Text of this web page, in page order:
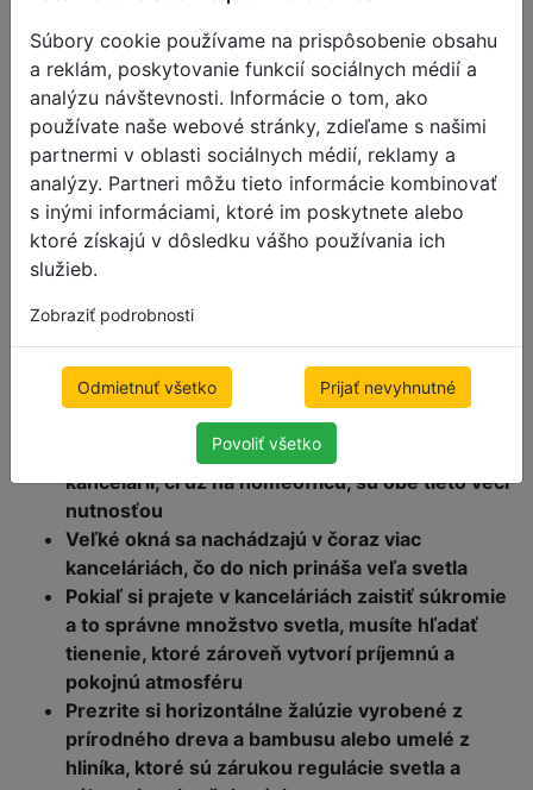
Súbory cookie používame na prispôsobenie obsahu
a reklám, poskytovanie funkcií sociálnych médií a
analýzu návštevnosti. Informácie o tom, ako
používate naše webové stránky, zdieľame s našimi
partnermi v oblasti sociálnych médií, reklamy a
analýzy. Partneri môžu tieto informácie kombinovať
s inými informáciami, ktoré im poskytnete alebo
ktoré získajú v dôsledku vášho používania ich
služieb.
Zobraziť podrobnosti
Odmietnuť všetko Prijať nevyhnutné
Povoliť všetko
office alebo akékoľvek iné pracovisko, zvážte kúpu
horizontálnych žalúzií. Pomôžu s reguláciou
množstva svetla prichádzajúceho do vášho
pracovného priestoru a zaistia súkromie počas
práce.
Horizontálne žalúzie – typy a popis
Žalúzie do kancelárií na mieru
Veľkosti žalúzií
Žalúzie do modernej kancelárie – tipy, trendy a
inšpirácie
Iné okenné tienenie do kancelárie
FAQ
Koncentrácia a produktivita - pri práci v
kancelárii, či už na homeofficu, sú obe tieto veci
nutnosťou
Veľké okná sa nachádzajú v čoraz viac
kanceláriách, čo do nich prináša veľa svetla
Pokiaľ si prajete v kanceláriách zaistiť súkromie
a to správne množstvo svetla, musíte hľadať
tienenie, ktoré zároveň vytvorí príjemnú a
pokojnú atmosféru
Prezrite si horizontálne žalúzie vyrobené z
prírodného dreva a bambusu alebo umelé z
hliníka, ktoré sú zárukou regulácie svetla a